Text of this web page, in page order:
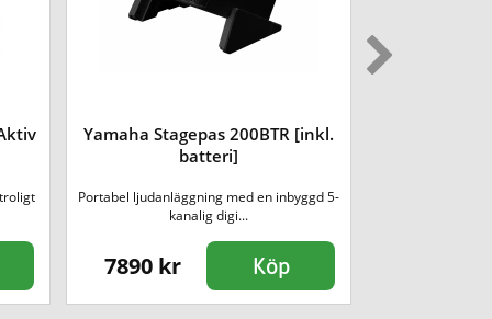
Yamaha Stagepas 200BTR [inkl.
batteri]
Portabel ljudanläggning med en inbyggd 5-
kanalig digi...
7890 kr Köp